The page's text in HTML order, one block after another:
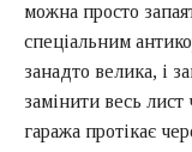
можна просто
спеціальним
занадто велика, і
замінити весь
гаража протікає